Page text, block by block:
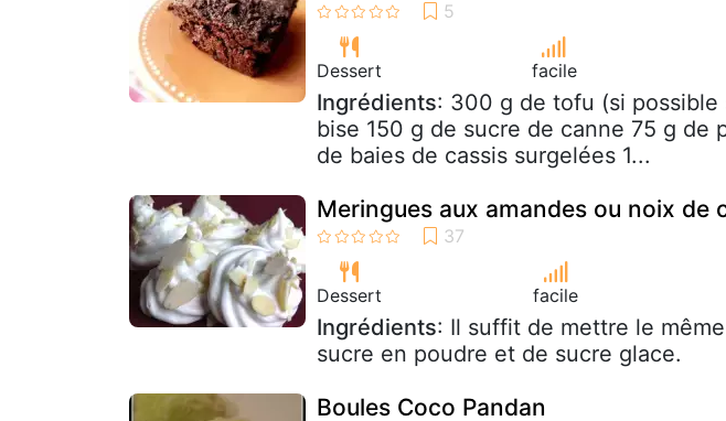
Dessert facile
Ingrédients: 300 g de tofu (si possible
bise 150 g de sucre de canne 75 g de
de baies de cassis surgelées 1...
Meringues aux amandes ou noix de
Dessert facile
Ingrédients: Il suffit de mettre le
sucre en poudre et de sucre glace.
Boules Coco Pandan